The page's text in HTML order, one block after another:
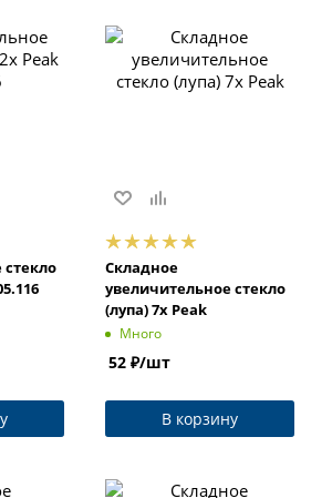
Складное
увеличительное стекло
(лупа) 7x Peak
Много
52 ₽/шт
В корзину